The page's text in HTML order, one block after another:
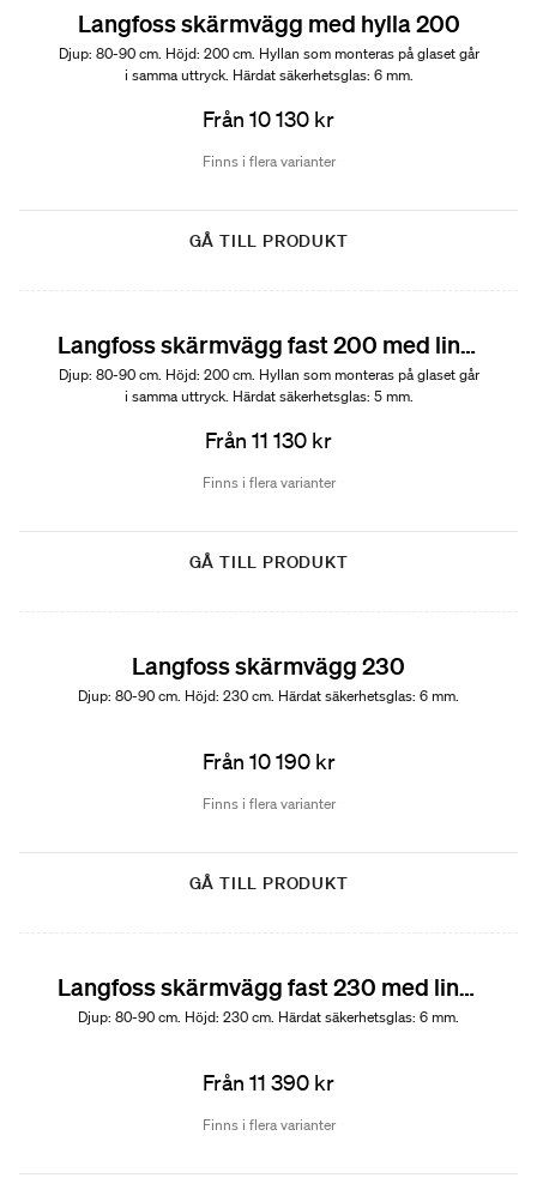
Langfoss skärmvägg med hylla 200
Djup: 80-90 cm. Höjd: 200 cm. Hyllan som monteras på glaset går
i samma uttryck. Härdat säkerhetsglas: 6 mm.
Från 10 130 kr
Finns i flera varianter
GÅ TILL PRODUKT
Langfoss skärmvägg fast 200 med linjeglas och hylla
Djup: 80-90 cm. Höjd: 200 cm. Hyllan som monteras på glaset går
i samma uttryck. Härdat säkerhetsglas: 5 mm.
Från 11 130 kr
Finns i flera varianter
GÅ TILL PRODUKT
Langfoss skärmvägg 230
Djup: 80-90 cm. Höjd: 230 cm. Härdat säkerhetsglas: 6 mm.
Från 10 190 kr
Finns i flera varianter
GÅ TILL PRODUKT
Langfoss skärmvägg fast 230 med linjeglas
Djup: 80-90 cm. Höjd: 230 cm. Härdat säkerhetsglas: 6 mm.
Från 11 390 kr
Finns i flera varianter